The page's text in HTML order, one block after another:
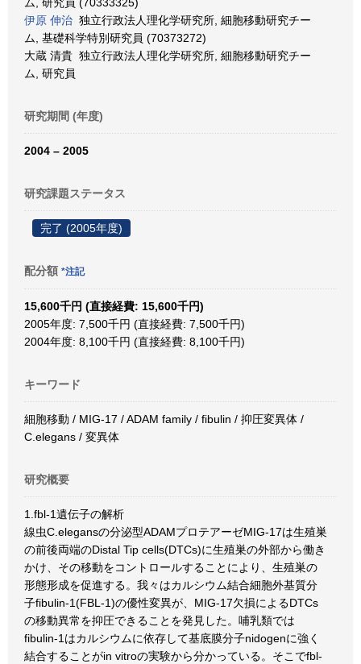
伊原 伸治 独立行政法人理化学研究所, 細胞移動研究チー
ム, 基礎科学特別研究員 (70373272)
大蔵 清貴 独立行政法人理化学研究所, 細胞移動研究チー
ム, 研究員
研究期間 (年度)
2004 – 2005
研究課題ステータス
完了 (2005年度)
配分額 *注記
15,600千円 (直接経費: 15,600千円)
2005年度: 7,500千円 (直接経費: 7,500千円)
2004年度: 8,100千円 (直接経費: 8,100千円)
キーワード
細胞移動 / MIG-17 / ADAM family / fibulin / 抑圧変異体 /
C.elegans / 変異体
研究概要
1.fbl-1遺伝子の解析
線虫C.elegansの分泌型ADAMプロテアーゼMIG-17は生殖巣
の前後両端のDistal Tip cells(DTCs)に生殖巣の外部から働き
かけ、その移動をコントロールすることにより、生殖巣の
形態形成を促進する。我々はカルシウム結合細胞外基質分
子fibulin-1(FBL-1)の優性変異が、MIG-17欠損によるDTCs
の移動異常を抑圧できることを発見した。哺乳類では
fibulin-1はカルシウムに依存して基底膜分子nidogenに強く
結合することがin vitroの実験から分かっている。そこでfbl-